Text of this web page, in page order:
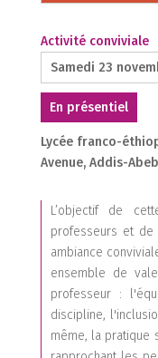
Activité conviviale
Samedi 23
En présentiel
Lycée franco-
Avenue, Addis-
L’objectif de
professeurs et
ambiance
ensemble de
professeur :
discipline,
même, la pratique
1
2